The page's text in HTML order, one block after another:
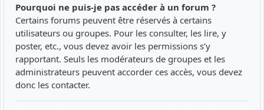
Pourquoi ne puis-je pas accéder à un forum ?
Certains forums peuvent être réservés à certains
utilisateurs ou groupes. Pour les consulter, les lire, y
poster, etc., vous devez avoir les permissions s’y
rapportant. Seuls les modérateurs de groupes et les
administrateurs peuvent accorder ces accès, vous devez
donc les contacter.